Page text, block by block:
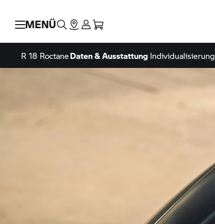
MENÜ
R 18 RoctaneDaten & Ausstattung Individualisierung